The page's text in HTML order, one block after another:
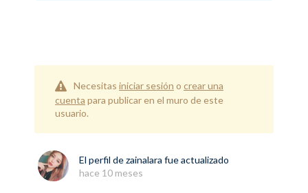
Necesitas iniciar sesión o crear una
cuenta para publicar en el muro de este
usuario.
El perfil dezainalara fue actualizado
hace 10 meses